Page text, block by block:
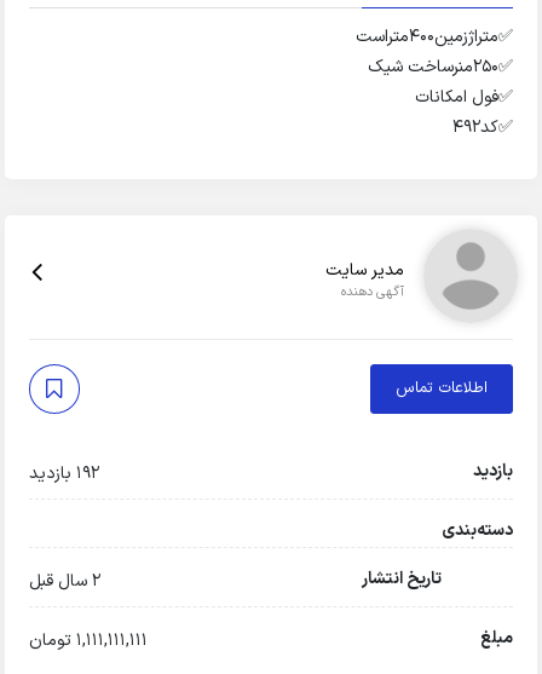
✅️متراژزمین۴۰۰متراست
✅️۲۵۰منرساخت شیک
✅️فول امکانات
✅️کد۴۹۲
مدیر سایت
آگهی دهنده
اطلاعات تماس
بازدید 192 بازدید
دسته‌بندی
تاریخ انتشار
2 سال قبل
مبلغ 1,111,111,111 تومان